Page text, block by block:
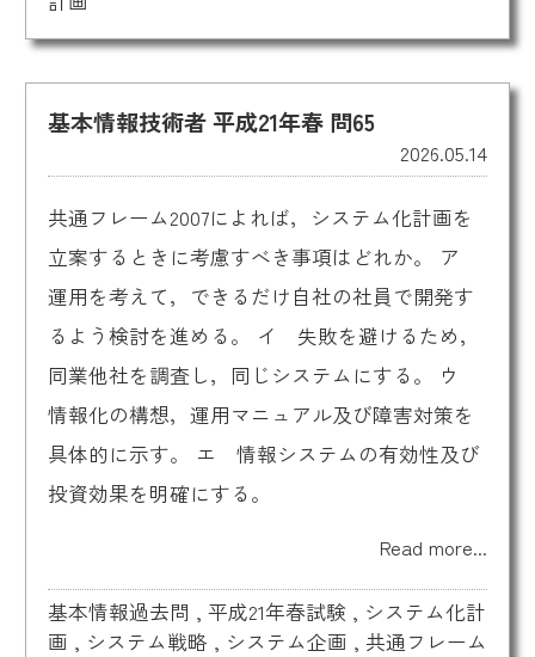
基本情報技術者 平成21年春 問65
2026.05.14
共通フレーム2007によれば，システム化計画を
立案するときに考慮すべき事項はどれか。 ア
運用を考えて，できるだけ自社の社員で開発す
るよう検討を進める。 イ 失敗を避けるため，
同業他社を調査し，同じシステムにする。 ウ
情報化の構想，運用マニュアル及び障害対策を
具体的に示す。 エ 情報システムの有効性及び
投資効果を明確にする。
Read more...
基本情報過去問 , 平成21年春試験 , システム化計
画 , システム戦略 , システム企画 , 共通フレーム